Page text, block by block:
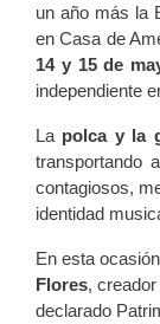
un año más la
en Casa de
14 y 15 de
independiente
La polca y la
transportando
contagiosos,
identidad
En esta ocasión
Flores,
declarado